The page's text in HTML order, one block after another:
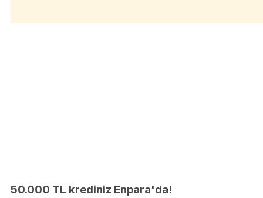
50.000 TL krediniz Enpara'da!